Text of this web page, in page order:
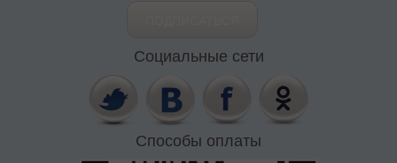
Социальные сети
Способы оплаты